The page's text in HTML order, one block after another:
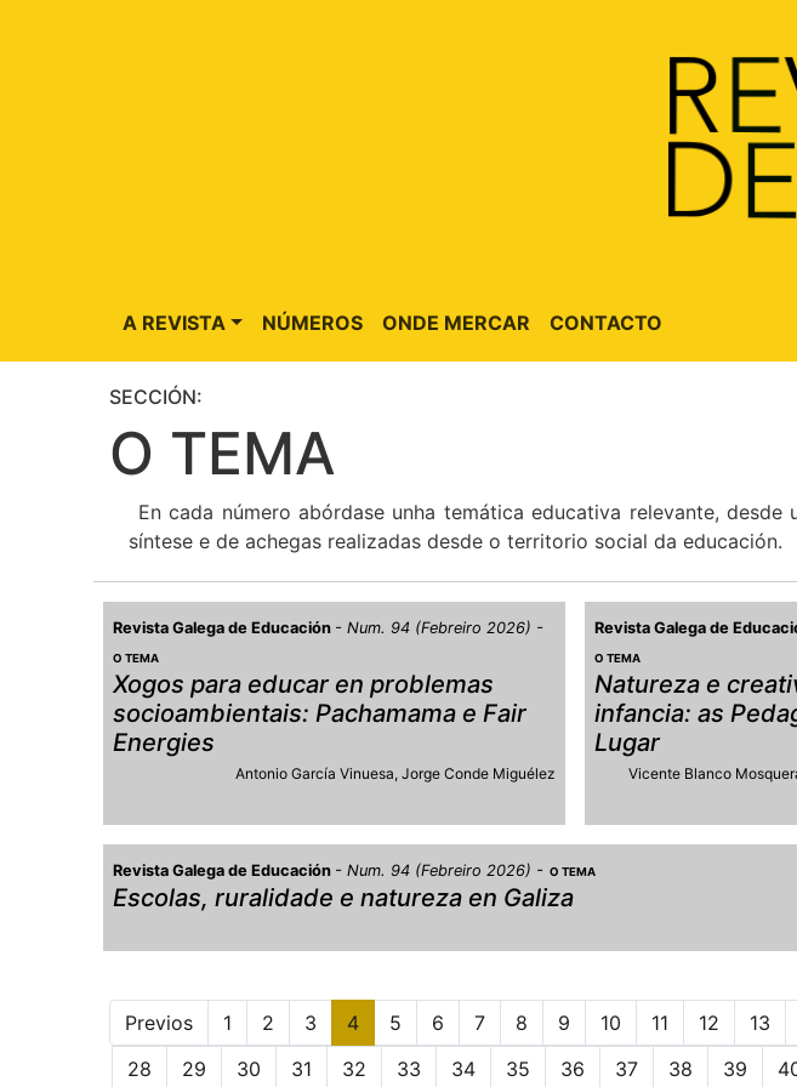
A REVISTA NÚMEROS ONDE MERCAR CONTACTO
SECCIÓN:
O TEMA
En cada número abórdase unha temática educativa relevante,
síntese e de achegas realizadas desde o territorio social da educación.
Revista Galega de Educación Num. 94 (Febreiro 2026)
O TEMA
Xogos para educar en problemas
socioambientais: Pachamama e Fair
Energies
Antonio García Vinuesa Jorge Conde Miguélez
Revista Galega de
O TEMA
Natureza e
infancia: as
Lugar
Vicente Blanco
Revista Galega de Educación Num. 94 (Febreiro 2026) O TEMA
Escolas, ruralidade e natureza en Galiza
Previos 1 2 3 4 5 6 7 8 9 10 11 12 13
28
29 30 31 32 33 34 35 36 37 38 39